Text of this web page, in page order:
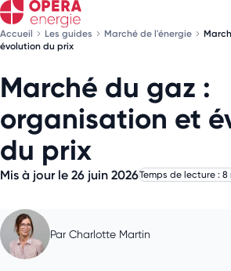
Accueil Les guides Marché de l'énergie
évolution du prix
Marché du gaz :
organisation et
du prix
Mis à jour le 26 juin 2026Temps de lecture : 8
Par Charlotte Martin
Découvrez nosnewsletters
Choisissez les newsletters qui vous